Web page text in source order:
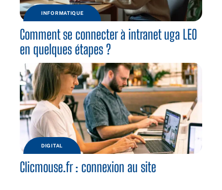
INFORMATIQUE
Comment se connecter à intranet uga LEO
en quelques étapes ?
DIGITAL
Clicmouse.fr : connexion au site